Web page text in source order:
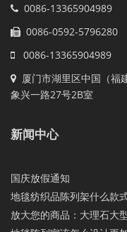
0086-13365904989
0086-0592-5796280
0086-13365904989
厦门市湖里区中国（福
象兴一路27号2B室
新闻中心
国庆放假通知
地毯纺织品陈列架什么款
放大您的商品：大理石大